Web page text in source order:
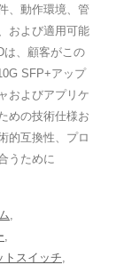
、動作環境、管
および適用可能
は、顧客がこの
SFP+アップ
およびアプリケ
めの技術仕様お
的互換性、プロ
うために
,
,
トスイッチ,